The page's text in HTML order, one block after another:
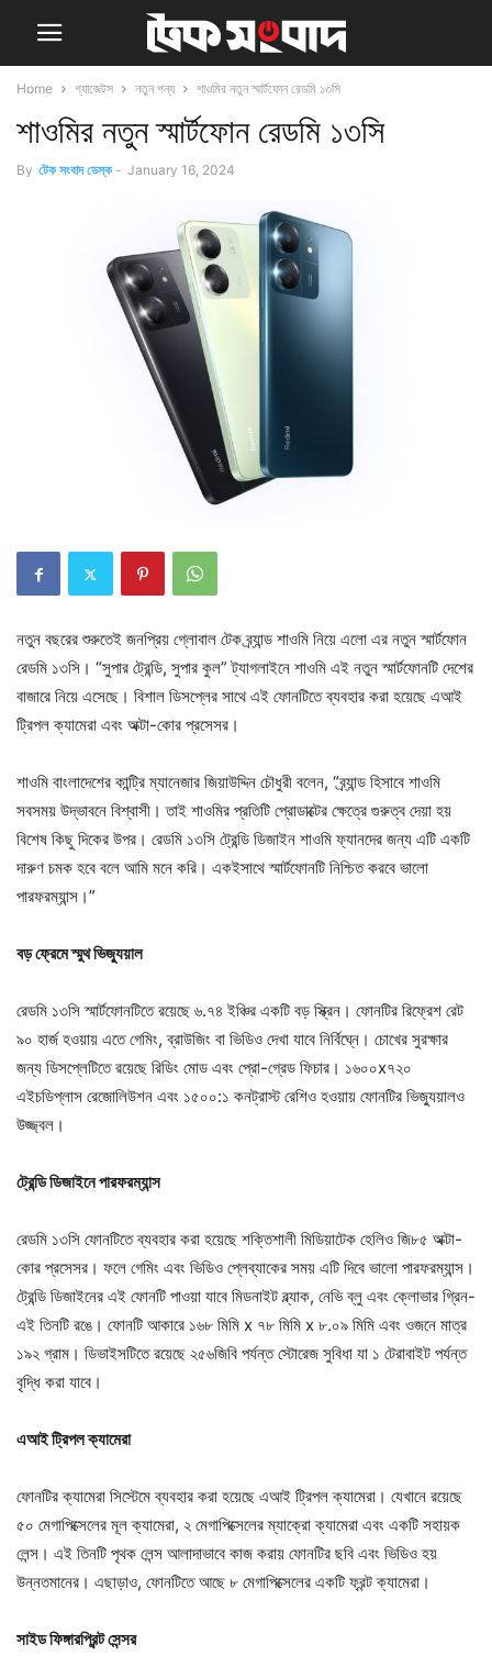
Home গ্যাজেটস নতুন পন্য শাওমির নতুন স্মার্টফোন রেডমি ১৩সি
শাওমির নতুন স্মার্টফোন রেডমি ১৩সি
By টেক সংবাদ ডেস্ক - January 16, 2024
নতুন বছরের শুরুতেই জনপ্রিয় গ্লোবাল টেক ব্র্যান্ড শাওমি নিয়ে এলো এর নতুন স্মার্টফোন
রেডমি ১৩সি। “সুপার ট্রেন্ডি, সুপার কুল” ট্যাগলাইনে শাওমি এই নতুন স্মার্টফোনটি দেশের
বাজারে নিয়ে এসেছে। বিশাল ডিসপ্লের সাথে এই ফোনটিতে ব্যবহার করা হয়েছে এআই
ট্রিপল ক্যামেরা এবং অক্টা-কোর প্রসেসর।
শাওমি বাংলাদেশের কান্ট্রি ম্যানেজার জিয়াউদ্দিন চৌধুরী বলেন, “ব্র্যান্ড হিসাবে শাওমি
সবসময় উদ্ভাবনে বিশ্বাসী। তাই শাওমির প্রতিটি প্রোডাক্টের ক্ষেত্রে গুরুত্ব দেয়া হয়
বিশেষ কিছু দিকের উপর। রেডমি ১৩সি ট্রেন্ডি ডিজাইন শাওমি ফ্যানদের জন্য এটি একটি
দারুণ চমক হবে বলে আমি মনে করি। একইসাথে স্মার্টফোনটি নিশ্চিত করবে ভালো
পারফরম্যান্স।”
বড় ফ্রেমে স্মুথ ভিজ্যুয়াল
রেডমি ১৩সি স্মার্টফোনটিতে রয়েছে ৬.৭৪ ইঞ্চির একটি বড় স্ক্রিন। ফোনটির রিফ্রেশ রেট
৯০ হার্জ হওয়ায় এতে গেমিং, ব্রাউজিং বা ভিডিও দেখা যাবে নির্বিঘ্নে। চোখের সুরক্ষার
জন্য ডিসপ্লেটিতে রয়েছে রিডিং মোড এবং প্রো-গ্রেড ফিচার। ১৬০০x৭২০
এইচডিপ্লাস রেজোলিউশন এবং ১৫০০:১ কনট্রাস্ট রেশিও হওয়ায় ফোনটির ভিজ্যুয়ালও
উজ্জ্বল।
ট্রেন্ডি ডিজাইনে পারফরম্যান্স
রেডমি ১৩সি ফোনটিতে ব্যবহার করা হয়েছে শক্তিশালী মিডিয়াটেক হেলিও জি৮৫ অক্টা-
কোর প্রসেসর। ফলে গেমিং এবং ভিডিও প্লেব্যাকের সময় এটি দিবে ভালো পারফরম্যান্স।
ট্রেন্ডি ডিজাইনের এই ফোনটি পাওয়া যাবে মিডনাইট ব্ল্যাক, নেভি ব্লু এবং ক্লোভার গ্রিন-
এই তিনটি রঙে। ফোনটি আকারে ১৬৮ মিমি x ৭৮ মিমি x ৮.০৯ মিমি এবং ওজনে মাত্র
১৯২ গ্রাম। ডিভাইসটিতে রয়েছে ২৫৬জিবি পর্যন্ত স্টোরেজ সুবিধা যা ১ টেরাবাইট পর্যন্ত
বৃদ্ধি করা যাবে।
এআই ট্রিপল ক্যামেরা
ফোনটির ক্যামেরা সিস্টেমে ব্যবহার করা হয়েছে এআই ট্রিপল ক্যামেরা। যেখানে রয়েছে
৫০ মেগাপিক্সেলের মূল ক্যামেরা, ২ মেগাপিক্সেলের ম্যাক্রো ক্যামেরা এবং একটি সহায়ক
লেন্স। এই তিনটি পৃথক লেন্স আলাদাভাবে কাজ করায় ফোনটির ছবি এবং ভিডিও হয়
উন্নতমানের। এছাড়াও, ফোনটিতে আছে ৮ মেগাপিক্সেলের একটি ফ্রন্ট ক্যামেরা।
সাইড ফিঙ্গারপ্রিন্ট সেন্সর